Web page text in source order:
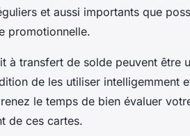
et aussi importants que
promotionnelle.
à transfert de solde peuvent être
de les utiliser intelligemment
le temps de bien évaluer
de ces cartes.